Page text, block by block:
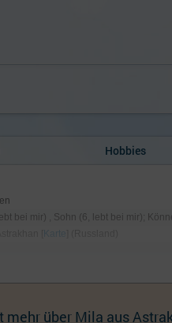
Hobbies
bei mir) , Sohn (6, lebt bei mir);
mehr über Mila aus